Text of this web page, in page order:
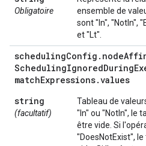
Obligatoire
ensemble de
sont "In", "NotIn",
et "Lt".
schedulingConfig . node
SchedulingIgnoredDuring
matchExpressions.values
string
(facultatif)
Tableau de
"In" ou "NotIn", le
être vide. Si
"DoesNotExist",